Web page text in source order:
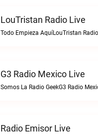
LouTristan Radio Live
Todo Empieza AquíLouTristan
G3 Radio Mexico Live
Somos La Radio GeekG3 Radio
Radio Emisor Live